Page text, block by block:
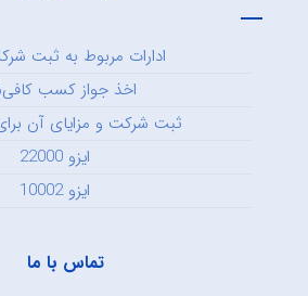
ادارات مربوط به ثبت
اخذ جواز کسب
ثبت شرکت و مزایای آن برای
ایزو 22000
ایزو 10002
تماس با ما